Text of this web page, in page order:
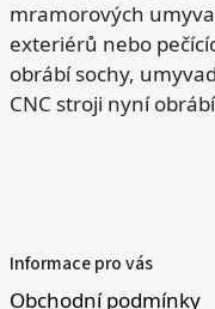
mramorových
exteriérů nebo
obrábí sochy,
CNC stroji nyní
Informace pro vás
Obchodní podmínky